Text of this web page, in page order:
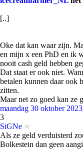
[..]
Oke dat kan waar zijn.
en mijn x een PhD en ik
nooit cash geld hebben
Dat staat er ook niet.
betalen kunnen daar ook
zitten.
Maar net zo goed kan ze
maandag 30 oktober
3
SiGNe
Als ze geld verduisterd
Bolkestein dan geen